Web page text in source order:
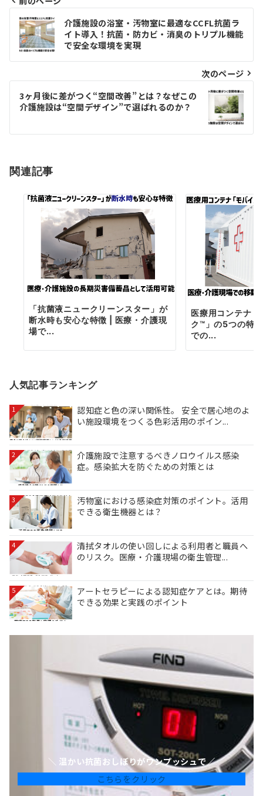
投
稿
ナ
ビ
ゲ
シ
ン
介護施設の浴室・汚物室に最適なCCFL抗菌ラ
イト導入！抗菌・防カビ・消臭のトリプル機能
で安全な環境を実現
次のページ
3ヶ月後に差がつく“空間改善”とは？なぜこの
介護施設は“空間デザイン”で選ばれるのか？
関連記事
「抗菌液ニュークリーンスター」が
断水時も安心な特徴 | 医療・介護現
場で...
医療用コンテナ
ク™」の5つの特
での...
人気記事ランキング
1
認知症と色の深い関係性。 安全で居心地のよ
い施設環境をつくる色彩活用のポイン...
2
介護施設で注意するべきノロウイルス感染
症。感染拡大を防ぐための対策とは
3
汚物室における感染症対策のポイント。活用
できる衛生機器とは？
4
清拭タオルの使い回しによる利用者と職員へ
のリスク。医療・介護現場の衛生管理...
5
アートセラピーによる認知症ケアとは。期待
できる効果と実践のポイント
＼ 温かい抗菌おしぼりがワンプッシュで／
こちらをクリック